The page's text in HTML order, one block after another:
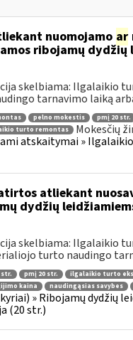
nuomojamo ar
ribojamų dydžių
skelbiama: Ilgalaikio
tarnavimo laiką
pelno mokestis pmį 20 str.
turto remontas Mokesčių
atskaitymai »
atliekant
dydžių
skelbiama: Ilgalaikio
turto naudingo
str. pmį 20 str.
ilgalaikio turto
kaina
naudingąsias savybes
» Ribojamų
(20 str.)